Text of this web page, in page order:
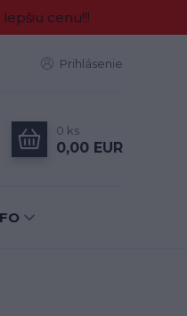
cenu!!!
Prihlásenie
0 ks
0,00 EUR